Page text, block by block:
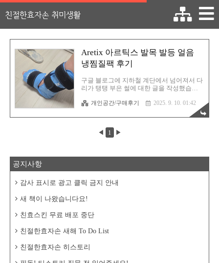
친절한효자손 취미생활
Aretix 아르틱스 발목 발등 얼음
냉찜질팩 후기
구글 블로그에 지하철 계단에서 넘어져서 다
리가 탱탱 부은 썰에 대한 글을 작성했습니
이미 두 달이 넘었음에도 불구하고 아직 완
쾌가 되지 않았어요. 단순 찰과상이겠거니
생각했는데 세균 감염이 엄청 심했던 것입니
다. 여러분들은 부디 저와 같은 일이 벌어지
질 않길 바랬고 또한 완전히 회복이 안 되면
요. 궁금하시면 아래의 페이지를 방문하시어
상 세균감염에 의한 발목 염증) 지하철 계단
찰과상 세균감염에 의한 발목 염증)IT를 좋
개인공간/구매후기 2025. 9. 10. 01:42
◀ 1 ▶
공지사항
감사 표시로 광고 클릭 금지 안내
새 책이 나왔습니다요!
친효스킨 무료 배포 중단
친절한효자손 새해 To Do List
친절한효자손 히스토리